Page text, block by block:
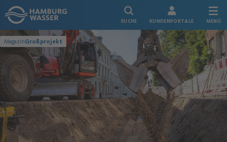
Link zur Startseite
SUCHE KUNDENPORTALE MENÜ
MagazinGroßprojekt